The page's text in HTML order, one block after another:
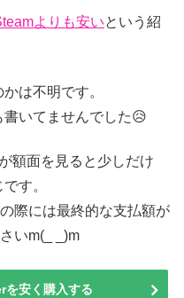
よりも安いという紹
は不明です。
いてませんでした😥
額面を見ると少しだけ
す。
際には最終的な支払額が
いm(_ _)m
安く購入する